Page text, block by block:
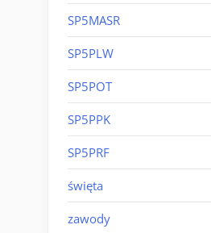
SP5MASR
SP5PLW
SP5POT
SP5PPK
SP5PRF
święta
zawody